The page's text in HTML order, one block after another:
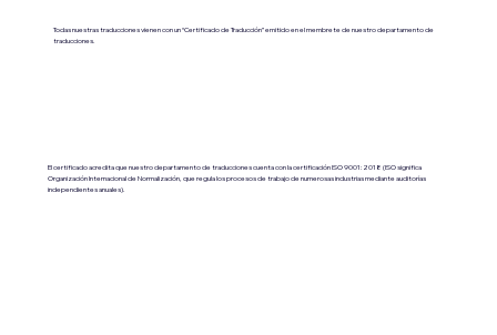
Todas nuestras traducciones vienen con un “Certificado de Traducción” emitido en el membrete de nuestro departamento de
traducciones.
El certificado acredita que nuestro departamento de traducciones cuenta con la certificación ISO 9001:2018 (ISO significa
Organización Internacional de Normalización, que regula los procesos de trabajo de numerosas industrias mediante auditorías
independientes anuales).